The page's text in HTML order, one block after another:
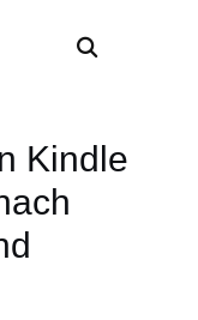
Kindle